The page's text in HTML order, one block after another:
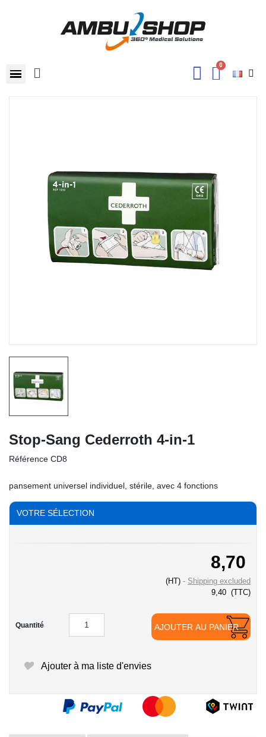
Stop-Sang Cederroth 4-in-1
Référence CD8
pansement universel individuel, stérile, avec 4 fonctions
VOTRE SÉLECTION
8,70
(HT)
Shipping excluded
9,40 (TTC)
Quantité AJOUTER AU PANIER
Ajouter à ma liste d'envies